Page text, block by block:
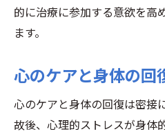
的に治療に参加する意欲を高
ます。
心のケアと身体の回
心のケアと身体の回復は密接
故後、心理的ストレスが身体